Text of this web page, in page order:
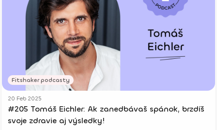
Fitshaker podcasty
20 Feb 2025
#205 Tomáš Eichler: Ak zanedbávaš spánok, brzdíš
svoje zdravie aj výsledky!